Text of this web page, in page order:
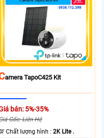
Amera TapoC425 Kit
bán: 5%-35%
Gốc: Liên Hệ
💯 Chất lượng hình :2K Lite .